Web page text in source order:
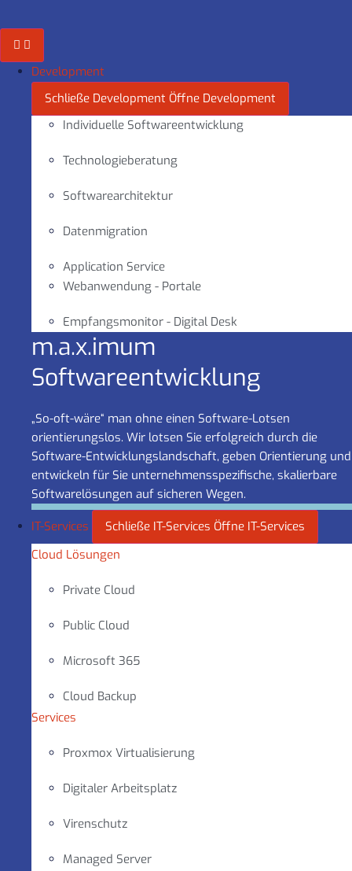
Inhalt
springen
Development
Schließe Development Öffne Development
Individuelle Softwareentwicklung
Technologieberatung
Softwarearchitektur
Datenmigration
Application Service
Webanwendung - Portale
Empfangsmonitor - Digital Desk
m.a.x.imum
Software­entwicklung
„So-oft-wäre“ man ohne einen Software-Lotsen
orientierungslos. Wir lotsen Sie erfolgreich durch die
Software-Entwicklungslandschaft, geben Orientierung und
entwickeln für Sie unternehmensspezifische, skalierbare
Softwarelösungen auf sicheren Wegen.
IT-Services Schließe IT-Services Öffne IT-Services
Cloud Lösungen
Private Cloud
Public Cloud
Microsoft 365
Cloud Backup
Services
Proxmox Virtualisierung
Digitaler Arbeitsplatz
Virenschutz
Managed Server